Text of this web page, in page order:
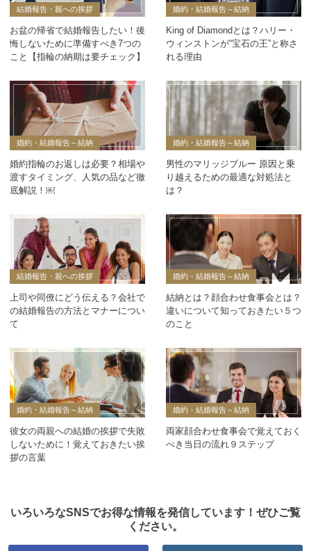
結婚報告・親への挨拶
お盆の帰省で結婚報告したい！後
悔しないために準備すべき7つの
こと【指輪の納期は要チェック】
婚約・結婚報告～結納
King of Diamondとは？ハリー・
ウィンストンが“宝石の王”と称さ
れる理由
婚約・結婚報告～結納
婚約指輪のお返しは必要？相場や
渡すタイミング、人気の品など徹
底解説！￼
婚約・結婚報告～結納
男性のマリッジブルー 原因と乗
り越えるための最適な対処法と
は？
結婚報告・親への挨拶
上司や同僚にどう伝える？会社で
の結婚報告の方法とマナーについ
て
婚約・結婚報告～結納
結納とは？顔合わせ食事会とは？
違いについて知っておきたい５つ
のこと
婚約・結婚報告～結納
彼女の両親への結婚の挨拶で失敗
しないために！覚えておきたい挨
拶の言葉
婚約・結婚報告～結納
両家顔合わせ食事会で覚えておく
べき当日の流れ９ステップ
いろいろなSNSでお得な情報を発信しています！ぜひご覧
ください。